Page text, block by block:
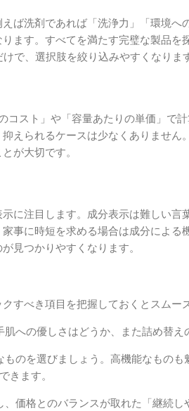
ば洗剤であれば「洗浄力」「環境へ
ます。すべてを満たす完璧な製品を
で、選択肢を絞り込みやすくなりま
スト」や「容量あたりの単価」で
えられるケースは少なくありません
が大切です。
に注目します。成分表示は難しい言
事に時短を求める場合は成分による
見つかりやすくなります。
すべき項目を把握しておくとスムー
への優しさはどうか、また詰め替え
のを選びましょう。高機能なものも
きます。
価格とのバランスが取れた「継続し